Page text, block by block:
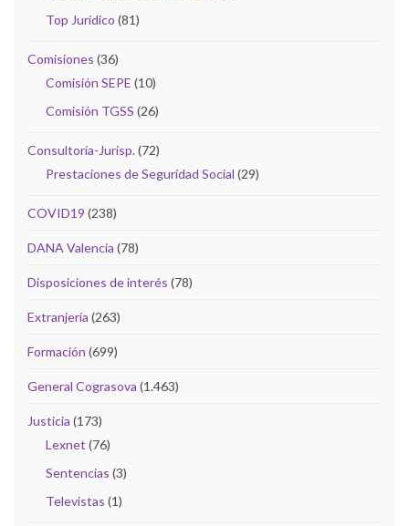
Top Jurídico (81)
Comisiones (36)
Comisión SEPE (10)
Comisión TGSS (26)
Consultoría-Jurisp.(72)
Prestaciones de Seguridad Social (29)
COVID19 (238)
DANA Valencia (78)
Disposiciones de interés (78)
Extranjería (263)
Formación (699)
General Cograsova (1.463)
Justicia (173)
Lexnet (76)
Sentencias (3)
Televistas (1)